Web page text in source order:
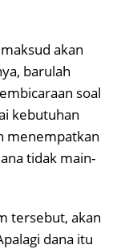
akan
barulah
soal
kebutuhan
menempatkan
tidak main-
tersebut, akan
dana itu